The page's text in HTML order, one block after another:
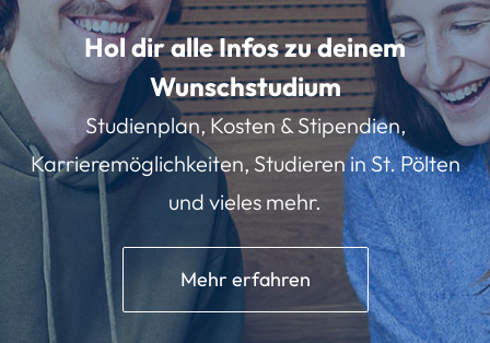
Hol dir alle Infos zu deinem
Wunschstudium
Studienplan, Kosten & Stipendien,
Karrieremöglichkeiten, Studieren in St. Pölten
und vieles mehr.
Mehr erfahren